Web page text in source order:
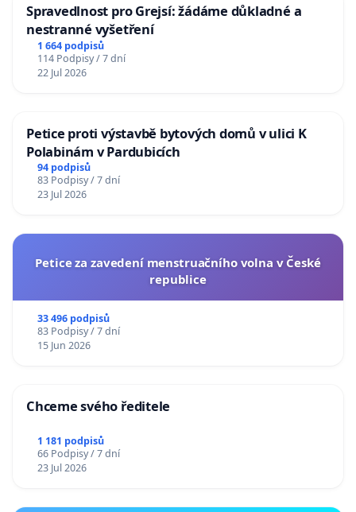
Spravedlnost pro Grejsí: žádáme důkladné a
nestranné vyšetření
1 664 podpisů
114 Podpisy / 7 dní
22 Jul 2026
Petice proti výstavbě bytových domů v ulici K
Polabinám v Pardubicích
94 podpisů
83 Podpisy / 7 dní
23 Jul 2026
Petice za zavedení menstruačního volna v České
republice
33 496 podpisů
83 Podpisy / 7 dní
15 Jun 2026
Chceme svého ředitele
1 181 podpisů
66 Podpisy / 7 dní
23 Jul 2026